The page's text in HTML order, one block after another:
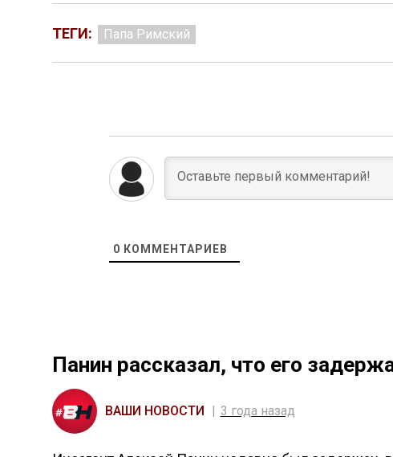
ТЕГИ: Папа Римский
0 КОММЕНТАРИЕВ
Панин рассказал, что его
ВАШИ НОВОСТИ 3 года назад